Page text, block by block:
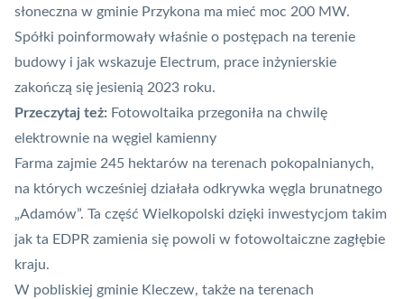
słoneczna w gminie Przykona ma mieć moc 200 MW.
Spółki poinformowały właśnie o postępach na terenie
budowy i jak wskazuje Electrum, prace inżynierskie
zakończą się jesienią 2023 roku.
Przeczytaj też: Fotowoltaika przegoniła na chwilę
elektrownie na węgiel kamienny
Farma zajmie 245 hektarów na terenach pokopalnianych,
na których wcześniej działała odkrywka węgla brunatnego
„Adamów”. Ta część Wielkopolski dzięki inwestycjom takim
jak ta EDPR zamienia się powoli w fotowoltaiczne zagłębie
kraju.
W pobliskiej gminie Kleczew, także na terenach